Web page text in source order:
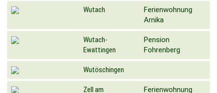
Wutach
Ferienwohnung
Arnika
Wutach-
Ewattingen
Pension
Fohrenberg
Wutöschingen
Zell am Ferienwohnung